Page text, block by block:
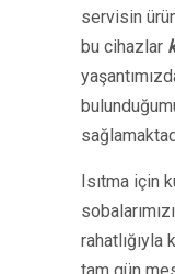
servisin
bu cihazlar
Isıtma için
rahatlığıyla